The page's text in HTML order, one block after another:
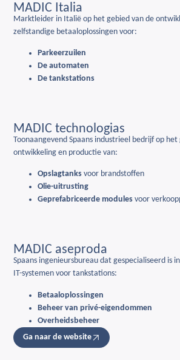
MADIC Italia
Marktleider in Italië op het gebied van de
zelfstandige betaaloplossingen voor:
Parkeerzuilen
De automaten
De tankstations
MADIC technologias
Toonaangevend Spaans industrieel bedrijf op het
ontwikkeling en productie van:
Opslagtanks voor brandstoffen
Olie-uitrusting
Geprefabriceerde modules voor
MADIC aseproda
Spaans ingenieursbureau dat gespecialiseerd is
IT-systemen voor tankstations:
Betaaloplossingen
Beheer van privé-eigendommen
Overheidsbeheer
Ga naar de website